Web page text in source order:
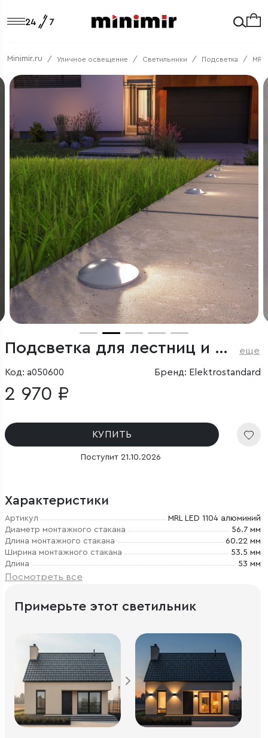
Minimir.ru Уличное освещение Светильники Подсветка
Подсветка для лестниц и дорожек алюминий еще
Код: a050600 Бренд: Elektrostandard
2 970 ₽
КУПИТЬ
Поступит 21.10.2026
Характеристики
Артикул
MRL LED 1104 алюминий
Диаметр монтажного стакана
56.7 мм
Длина монтажного стакана
60.22 мм
Ширина монтажного стакана
53.5 мм
Длина
53 мм
Посмотреть все
Примерьте этот светильник